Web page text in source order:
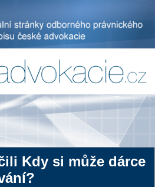
Kdy si může dárce